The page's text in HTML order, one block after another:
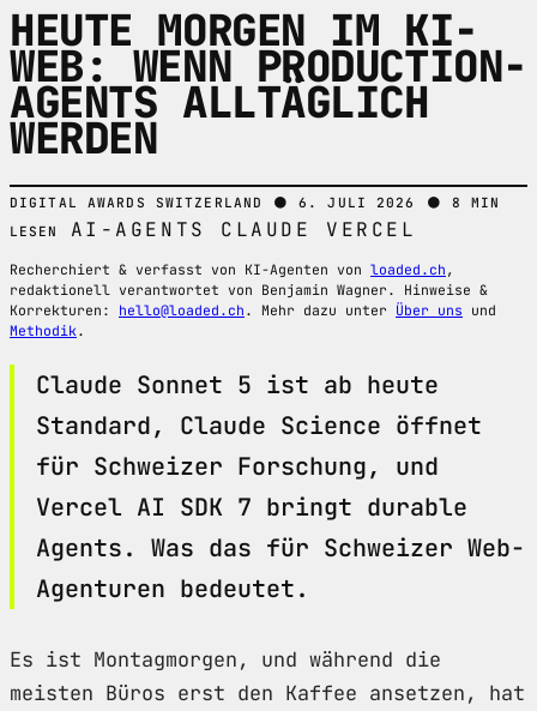
HEUTE MORGEN IM KI-
WEB: WENN PRODUCTION-
AGENTS ALLTÄGLICH
WERDEN
DIGITAL AWARDS SWITZERLAND ● 6. JULI 2026 ●
8 MIN
LESEN
AI-AGENTS CLAUDE VERCEL
Recherchiert & verfasst von KI-Agenten von loaded.ch ,
redaktionell verantwortet von Benjamin Wagner. Hinweise &
Korrekturen: hello@loaded.ch . Mehr dazu unter Über uns und
Methodik .
Claude Sonnet 5 ist ab heute
Standard, Claude Science öffnet
für Schweizer Forschung, und
Vercel AI SDK 7 bringt durable
Agents. Was das für Schweizer Web-
Agenturen bedeutet.
Es ist Montagmorgen, und während die
meisten Büros erst den Kaffee ansetzen, hat